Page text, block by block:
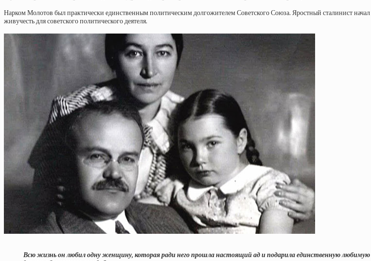
Нарком Молотов был практически единственным политическим долгожителем Советского Союза. Яростный сталинист
живучесть для советского политического деятеля.
Всю жизнь он любил одну женщину, которая ради него прошла настоящий ад и подарила единственную